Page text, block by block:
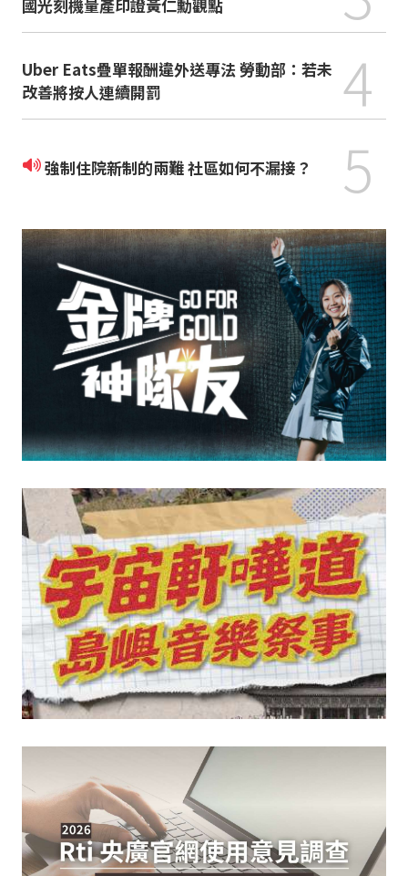
國光刻機量產印證黃仁勳觀點
Uber Eats疊單報酬違外送專法 勞動部：若未
改善將按人連續開罰
4
強制住院新制的兩難 社區如何不漏接？ 5